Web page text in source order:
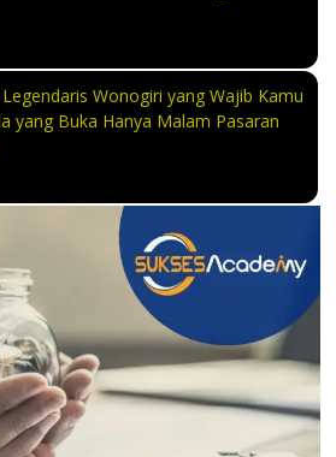
Wonogiri yang Wajib Kamu
yang Buka Hanya Malam Pasaran